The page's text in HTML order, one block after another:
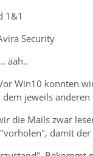
1&1
Security
ääh..
Win10 konnten
dem jeweils
die Mails zwar
damit